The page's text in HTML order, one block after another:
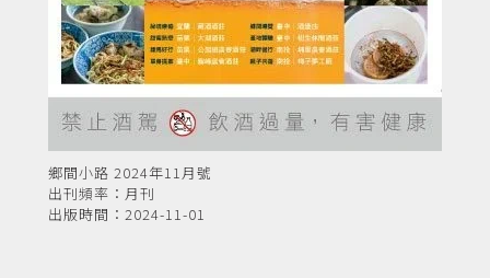
鄉間小路 2024年11月號
出刊頻率：月刊
出版時間：2024-11-01